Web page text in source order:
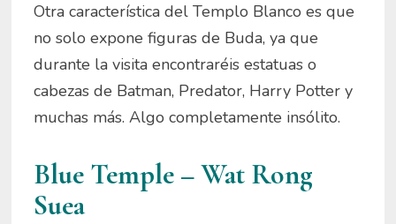
Otra característica del Templo Blanco es que
no solo expone figuras de Buda, ya que
durante la visita encontraréis estatuas o
cabezas de Batman, Predator, Harry Potter y
muchas más. Algo completamente insólito.
Blue Temple – Wat Rong
Suea